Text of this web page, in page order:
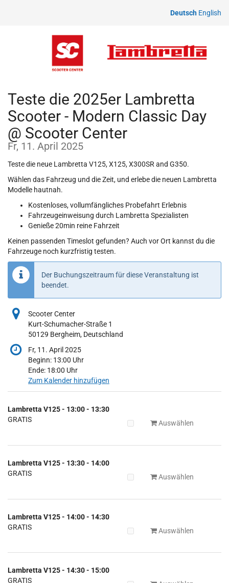
Deutsch English
Teste die 2025er Lambretta
Scooter - Modern Classic Day
@ Scooter Center
Fr, 11. April 2025
Teste die neue Lambretta V125, X125, X300SR and G350.
Wählen das Fahrzeug und die Zeit, und erlebe die neuen Lambretta
Modelle hautnah.
Kostenloses, vollumfängliches Probefahrt Erlebnis
Fahrzeugeinweisung durch Lambretta Spezialisten
Genieße 20min reine Fahrzeit
Keinen passenden Timeslot gefunden? Auch vor Ort kannst du die
Fahrzeuge noch kurzfristig testen.
Der Buchungszeitraum für diese Veranstaltung ist
beendet.
Scooter Center
Kurt-Schumacher-Straße 1
50129 Bergheim, Deutschland
Fr, 11. April 2025
Beginn: 13:00 Uhr
Ende: 18:00 Uhr
Zum Kalender hinzufügen
Unkategorisierte
Lambretta V125 - 13:00 - 13:30
GRATIS
Auswählen
Lambretta V125 - 13:30 - 14:00
GRATIS
Auswählen
Lambretta V125 - 14:00 - 14:30
GRATIS
Auswählen
Lambretta V125 - 14:30 - 15:00
GRATIS